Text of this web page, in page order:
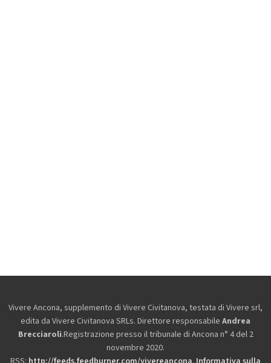
Vivere Ancona, supplemento di Vivere Civitanova, testata di Vivere srl,
edita da Vivere Civitanova SRLs. Direttore responsabile Andrea
Brecciaroli.Registrazione presso il tribunale di Ancona n° 4 del 2
novembre 2020.